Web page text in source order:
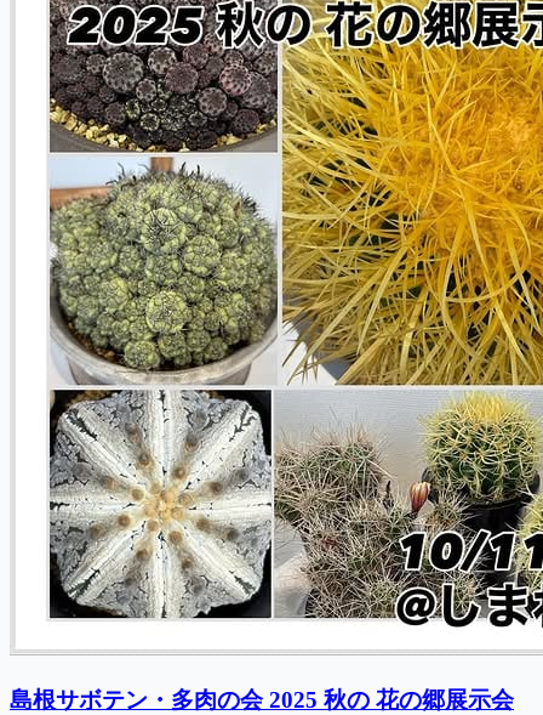
島根サボテン・多肉の会 2025 秋の 花の郷展示会